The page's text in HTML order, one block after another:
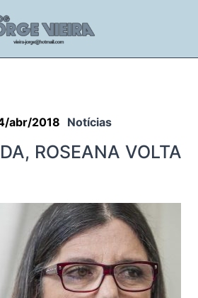
abr/2018 Notícias
ROSEANA VOLTA